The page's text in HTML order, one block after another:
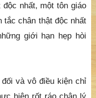
nhất, một tôn giáo
tắc chân thật độc nhất
giới hạn hẹp hòi
và vô điều kiện chỉ